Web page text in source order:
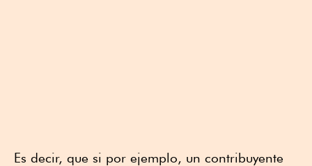
Es decir, que si por ejemplo, un contribuyente